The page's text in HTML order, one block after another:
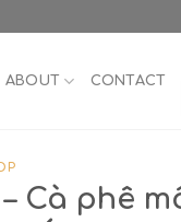
ABOUT CONTACT
Cà phê